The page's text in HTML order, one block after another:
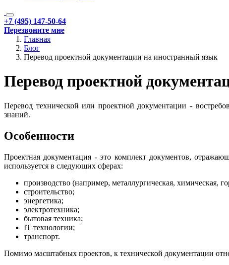
+7 (495) 147-50-64
Перезвоните мне
Главная
Блог
Перевод проектной документации на иностранный язык
Перевод проектной
Перевод технической или проектной документации -
знаний.
Особенности
Проектная документация - это комплект документов,
используется в следующих сферах:
производство (например, металлургическая,
строительство;
энергетика;
электротехника;
бытовая техника;
IT технологии;
транспорт.
Помимо масштабных проектов, к технической документации